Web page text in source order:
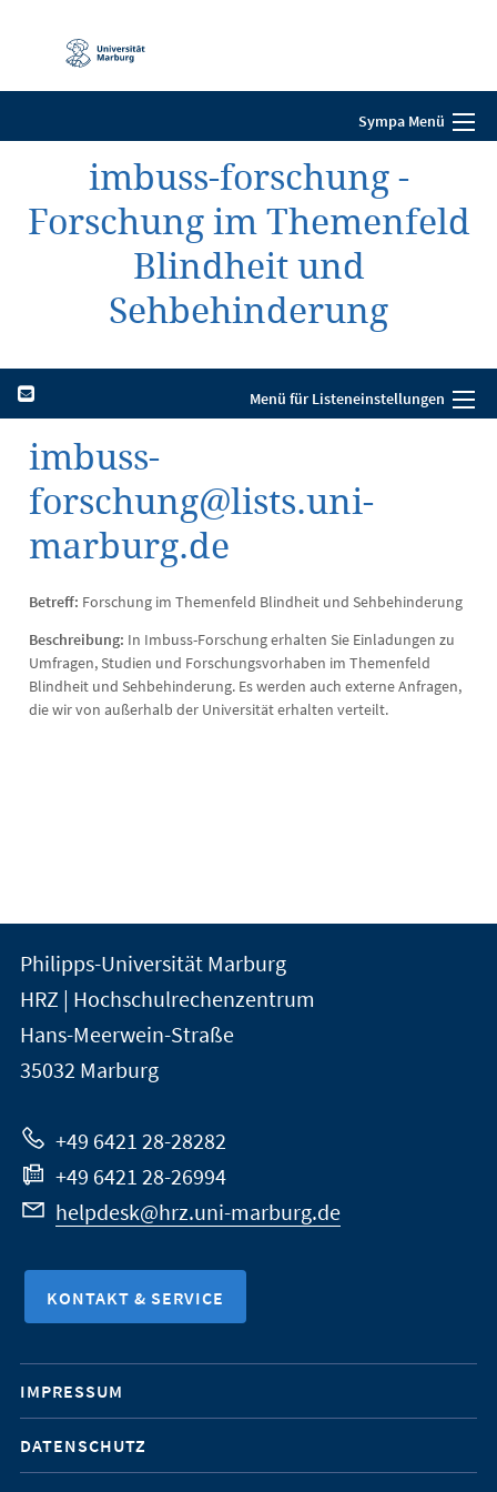
Navigation
Sympa Menü
imbuss-forschung -
Forschung im Themenfeld
Blindheit und
Sehbehinderung
Menü für Listeneinstellungen
imbuss-
forschung@lists.uni-
marburg.de
Betreff: Forschung im Themenfeld Blindheit und Sehbehinderung
Beschreibung: In Imbuss-Forschung erhalten Sie Einladungen zu
Umfragen, Studien und Forschungsvorhaben im Themenfeld
Blindheit und Sehbehinderung. Es werden auch externe Anfragen,
die wir von außerhalb der Universität erhalten verteilt.
Kontakt
und
Informationen
zur
Website
der
Universität
Marburg
Philipps-Universität Marburg
HRZ | Hochschulrechenzentrum
Hans-Meerwein-Straße
35032 Marburg
+49 6421 28-28282
+49 6421 28-26994
helpdesk@hrz.uni-marburg.de
KONTAKT & SERVICE
Mobile-
Service-
Navigation
IMPRESSUM
DATENSCHUTZ